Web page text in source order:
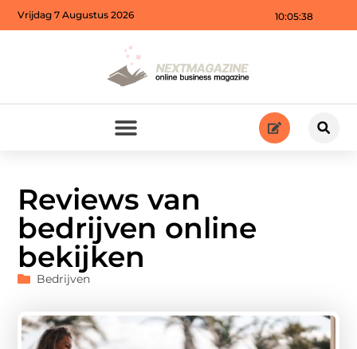
10:05:40
Vrijdag 7 Augustus 2026
Reviews van
bedrijven online
bekijken
Bedrijven